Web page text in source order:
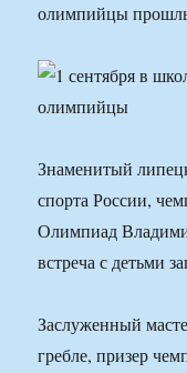
олимпийцы
Знаменитый
спорта России,
Олимпиад
встреча с детьми
Заслуженный
гребле, призер